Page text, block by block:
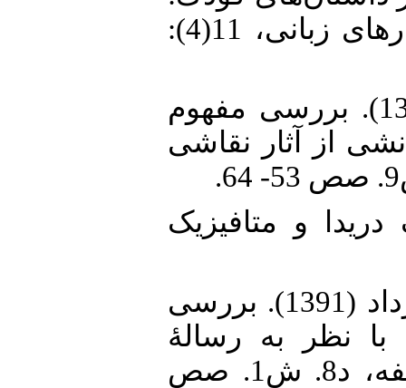
بر پایهٔ نظام گفتمان تنشی. جستارهای زبانی، 11(4):
13. شیبانی رضوانی، فیروزه (1392). بررسی مفهوم
از آثار نقاشی
(1386). ژاک دریدا و متافیزیک
15. فتح طاهری، علی؛ پارسا، مهرداد (1391). بررسی
با نظر به رسالهٔ
تیمائوس افلاطون. حکمت و فلسفه، د8. ش1. صص